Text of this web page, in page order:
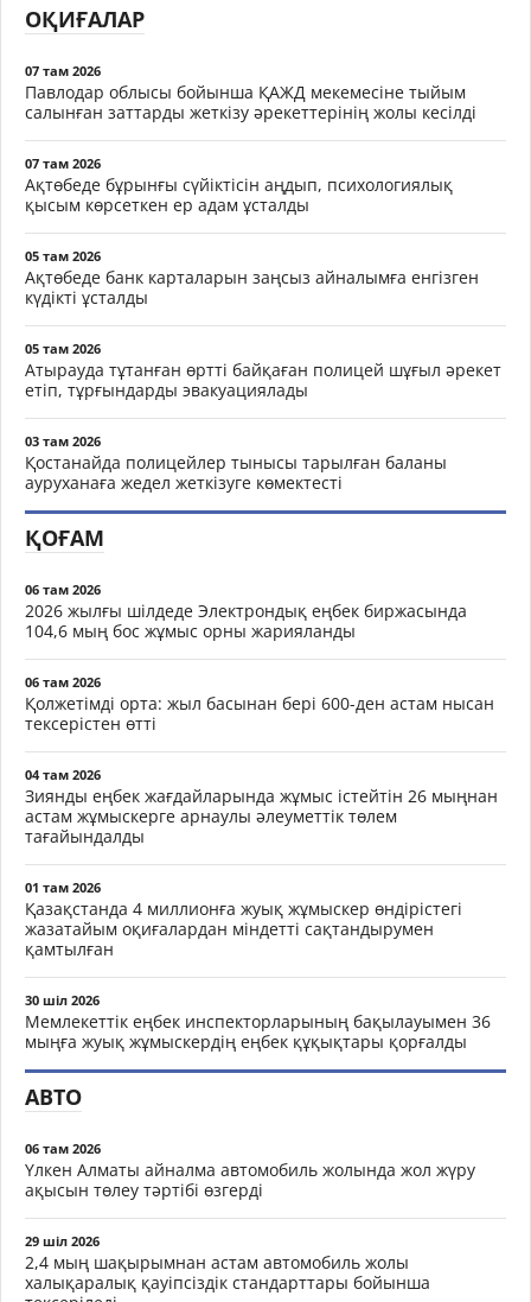
ОҚИҒАЛАР
07 там 2026
Павлодар облысы бойынша ҚАЖД мекемесіне тыйым
салынған заттарды жеткізу әрекеттерінің жолы кесілді
07 там 2026
Ақтөбеде бұрынғы сүйіктісін аңдып, психологиялық
қысым көрсеткен ер адам ұсталды
05 там 2026
Ақтөбеде банк карталарын заңсыз айналымға енгізген
күдікті ұсталды
05 там 2026
Атырауда тұтанған өртті байқаған полицей шұғыл әрекет
етіп, тұрғындарды эвакуациялады
03 там 2026
Қостанайда полицейлер тынысы тарылған баланы
ауруханаға жедел жеткізуге көмектесті
ҚОҒАМ
06 там 2026
2026 жылғы шілдеде Электрондық еңбек биржасында
104,6 мың бос жұмыс орны жарияланды
06 там 2026
Қолжетімді орта: жыл басынан бері 600-ден астам нысан
тексерістен өтті
04 там 2026
Зиянды еңбек жағдайларында жұмыс істейтін 26 мыңнан
астам жұмыскерге арнаулы әлеуметтік төлем
тағайындалды
01 там 2026
Қазақстанда 4 миллионға жуық жұмыскер өндірістегі
жазатайым оқиғалардан міндетті сақтандырумен
қамтылған
30 шіл 2026
Мемлекеттік еңбек инспекторларының бақылауымен 36
мыңға жуық жұмыскердің еңбек құқықтары қорғалды
АВТО
06 там 2026
Үлкен Алматы айналма автомобиль жолында жол жүру
ақысын төлеу тәртібі өзгерді
29 шіл 2026
2,4 мың шақырымнан астам автомобиль жолы
халықаралық қауіпсіздік стандарттары бойынша